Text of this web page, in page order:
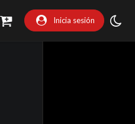
Inicia sesión